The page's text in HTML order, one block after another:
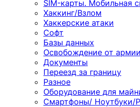
SIM-карты. Мобильная
Хаккинг/Взлом
Хаккерские атаки
Софт
Базы данных
Освобождение от
Документы
Переезд за границу
Разное
Оборудование для
Смартфоны/ Ноутбуки/